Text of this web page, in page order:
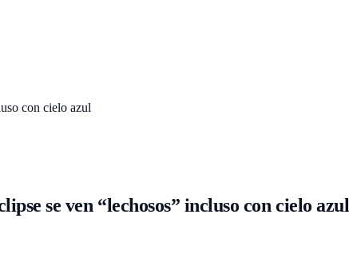
con cielo azul
se ven “lechosos” incluso con cielo azul